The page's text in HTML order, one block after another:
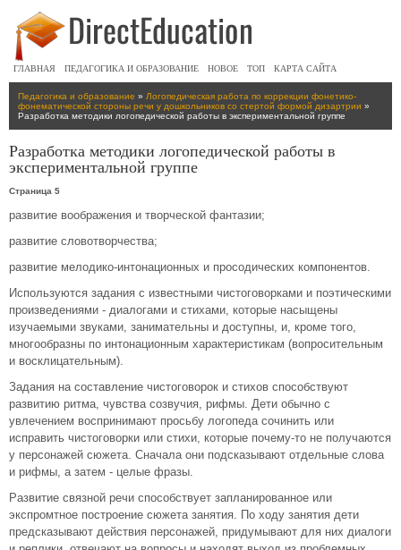
ГЛАВНАЯ ПЕДАГОГИКА И ОБРАЗОВАНИЕ НОВОЕ ТОП КАРТА САЙТА
Педагогика и образование » Логопедическая работа по коррекции фонетико-
фонематической стороны речи у дошкольников со стертой формой дизартрии »
Разработка методики логопедической работы в экспериментальной группе
Разработка методики логопедической работы в
экспериментальной группе
Страница 5
развитие воображения и творческой фантазии;
развитие словотворчества;
развитие мелодико-интонационных и просодических компонентов.
Используются задания с известными чистоговорками и поэтическими
произведениями - диалогами и стихами, которые насыщены
изучаемыми звуками, занимательны и доступны, и, кроме того,
многообразны по интонационным характеристикам (вопросительным
и восклицательным).
Задания на составление чистоговорок и стихов способствуют
развитию ритма, чувства созвучия, рифмы. Дети обычно с
увлечением воспринимают просьбу логопеда сочинить или
исправить чистоговорки или стихи, которые почему-то не получаются
у персонажей сюжета. Сначала они подсказывают отдельные слова
и рифмы, а затем - целые фразы.
Развитие связной речи способствует запланированное или
экспромтное построение сюжета занятия. По ходу занятия дети
предсказывают действия персонажей, придумывают для них диалоги